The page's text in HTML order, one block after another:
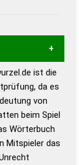
zu
um die
zu
ist die
da es
von
beim Spiel
Wörterbuch
Mitspieler das